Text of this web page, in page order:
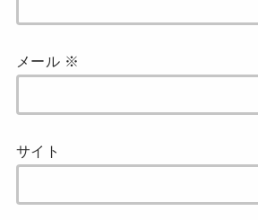
メール ※
サイト